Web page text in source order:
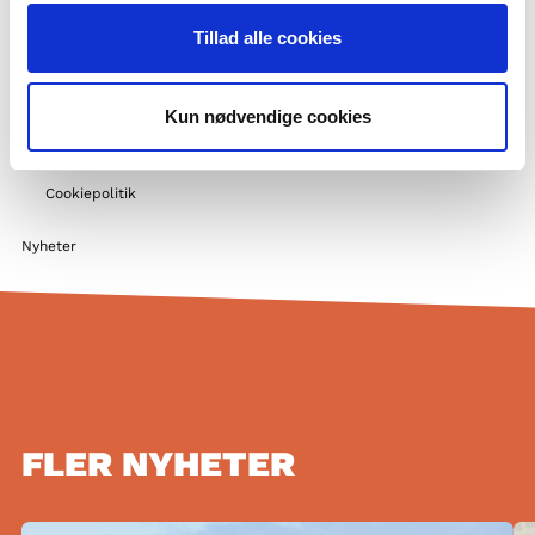
Tillad alle cookies
Kun nødvendige cookies
Fler nordiska utbildningsaktörer
Gör praktik hos oss
Privatlivspolitik og GDPR
Cookiepolitik
Nyheter
FLER NYHETER